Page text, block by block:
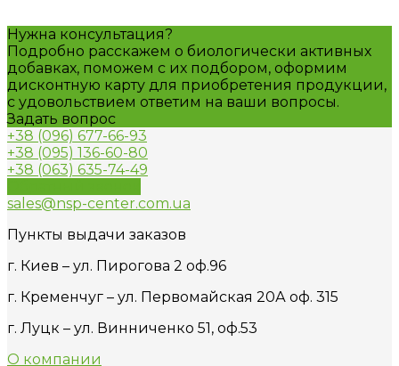
Нужна консультация?
Подробно расскажем о биологически активных
добавках, поможем с их подбором, оформим
дисконтную карту для приобретения продукции,
с удовольствием ответим на ваши вопросы.
Задать вопрос
+38 (096) 677-66-93
+38 (095) 136-60-80
+38 (063) 635-74-49
sales@nsp-center.com.ua
Пункты выдачи заказов
г. Киев – ул. Пирогова 2 оф.96
г. Кременчуг – ул. Первомайская 20А оф. 315
г. Луцк – ул. Винниченко 51, оф.53
О компании